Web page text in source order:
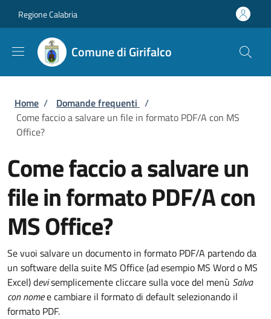
Regione Calabria
Comune di Girifalco
Briciole di pane
Home / Domande frequenti /
Come faccio a salvare un file in formato PDF/A con MS
Office?
Come faccio a salvare un
file in formato PDF/A con
MS Office?
Se vuoi salvare un documento in formato PDF/A partendo da
un software della suite MS Office (ad esempio MS Word o MS
Excel) devisemplicemente cliccare sulla voce del menù Salva
con nomee cambiare il formato di default selezionando il
formato PDF.